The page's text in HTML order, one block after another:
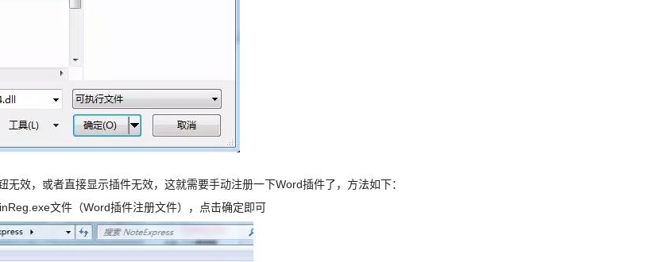
效，或者直接显示插件无效，这就需要手动注册一下Word插件了，方法如下：
文件（Word插件注册文件），点击确定即可